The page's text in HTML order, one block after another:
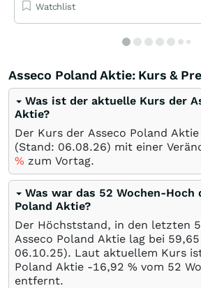
Watchlist
Asseco Poland Aktie: Kurs &
Was ist der aktuelle Kurs der
Aktie?
Der Kurs der Asseco Poland
(Stand: 06.08.26) mit einer
% zum Vortag.
Was war das 52 Wochen-Hoch
Poland Aktie?
Der Höchststand, in den letzten
Asseco Poland Aktie lag bei 59,65
06.10.25). Laut aktuellem Kurs
Poland Aktie -16,92 % vom 52
entfernt.